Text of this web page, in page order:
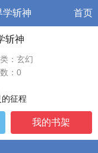
学斩神 首页
斩神
：玄幻
：0
征程
我的书架